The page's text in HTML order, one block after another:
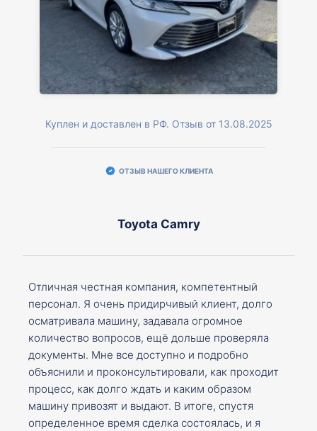
Куплен и доставлен в РФ. Отзыв от 13.08.2025
ОТЗЫВ НАШЕГО КЛИЕНТА
Toyota Camry
Отличная честная компания, компетентный
персонал. Я очень придирчивый клиент, долго
осматривала машину, задавала огромное
количество вопросов, ещё дольше проверяла
документы. Мне все доступно и подробно
объяснили и проконсультировали, как проходит
процесс, как долго ждать и каким образом
машину привозят и выдают. В итоге, спустя
определенное время сделка состоялась, и я